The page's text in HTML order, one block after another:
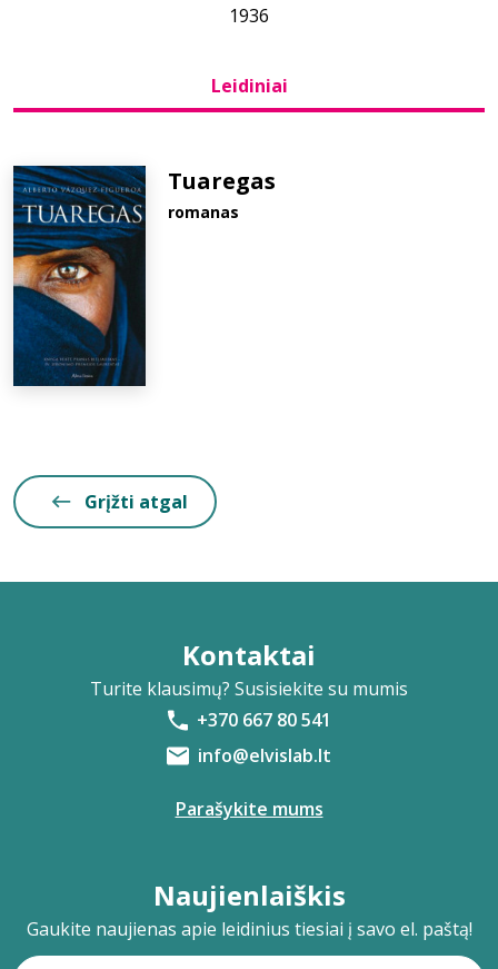
1936
Leidiniai
Tuaregas
romanas
Grįžti atgal
Kontaktai
Turite klausimų? Susisiekite su mumis
+370 667 80 541
info@elvislab.lt
Parašykite mums
Naujienlaiškis
Gaukite naujienas apie leidinius tiesiai į savo el. paštą!